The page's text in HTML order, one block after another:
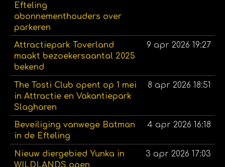
Efteling
abonnementhouders over
parkeren
Attractiepark Toverland
maakt bezoekersaantal 2025
bekend
9 apr 2026 19:27
The Tosti Club opent op 1 mei
in Attractie en Vakantiepark
Slagharen
8 apr 2026 18:51
Beveiliging vanwege Batman
in de Efteling
4 apr 2026 16:18
Nieuw diergebied Yunka in
WILDLANDS open
3 apr 2026 17:03